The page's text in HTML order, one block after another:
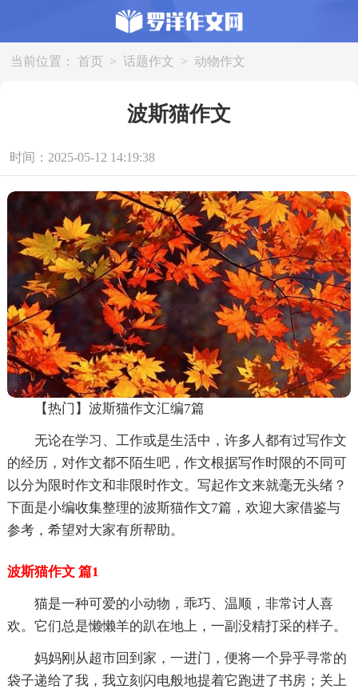
当前位置： 首页 > 话题作文 > 动物作文
波斯猫作文
时间：2025-05-12 14:19:38
【热门】波斯猫作文汇编7篇
无论在学习、工作或是生活中，许多人都有过写作文
的经历，对作文都不陌生吧，作文根据写作时限的不同可
以分为限时作文和非限时作文。写起作文来就毫无头绪？
下面是小编收集整理的波斯猫作文7篇，欢迎大家借鉴与
参考，希望对大家有所帮助。
波斯猫作文 篇1
猫是一种可爱的小动物，乖巧、温顺，非常讨人喜
欢。它们总是懒懒羊的趴在地上，一副没精打采的样子。
妈妈刚从超市回到家，一进门，便将一个异乎寻常的
袋子递给了我，我立刻闪电般地提着它跑进了书房；关上